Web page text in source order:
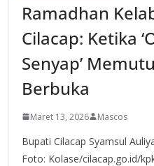
Ramadhan
Cilacap: Ketika
Senyap’
Berbuka
Maret 13, 2026 Mascos
Bupati Cilacap Syamsul
Foto: Kolase/cilacap.go.id/